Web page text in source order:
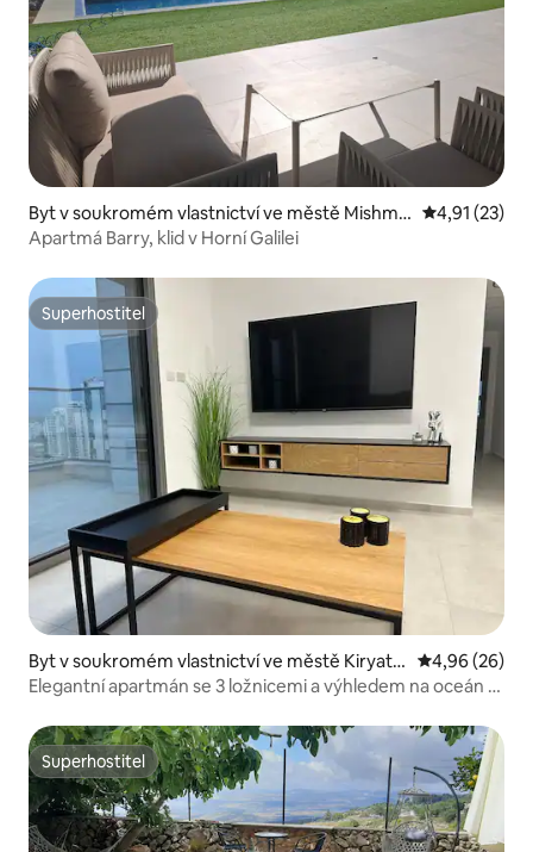
Byt v soukromém vlastnictví ve městě Mishma
r HaYarden
Průměrné
4,91 (23)
Apartmá Barry, klid v Horní Galilei
Superhostitel
Superhostitel
Byt v soukromém vlastnictví ve městě Kiryat Y
am
Průměrné
4,96 (26)
Elegantní apartmán se 3 ložnicemi a výhledem na oceán v
Superhostitel
Superhostitel